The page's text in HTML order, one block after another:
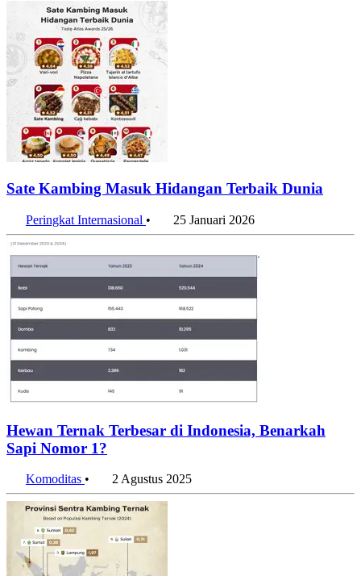
Peringkat Internasional• 25 Januari 2026
Hewan Ternak Terbesar di Indonesia, Benarkah
Sapi Nomor 1?
Komoditas• 2 Agustus 2025